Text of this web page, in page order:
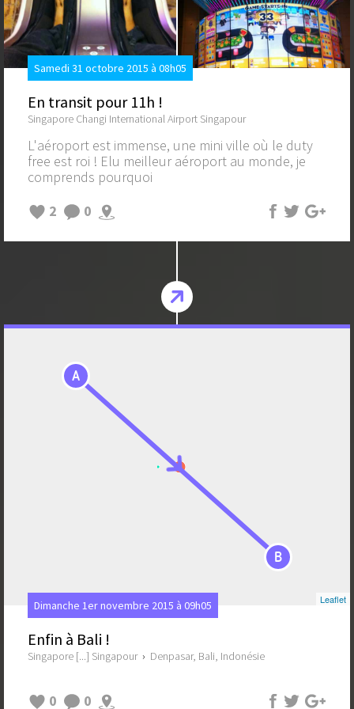
Samedi 31 octobre 2015 à 08h05
En transit pour 11h !
Singapore Changi International Airport Singapour
L'aéroport est immense, une mini ville où le duty
free est roi ! Elu meilleur aéroport au monde, je
comprends pourquoi
2
0
A
B
Leaflet
Dimanche 1er novembre 2015 à 09h05
Enfin à Bali !
Singapore [...] Singapour› Denpasar, Bali, Indonésie
0 0